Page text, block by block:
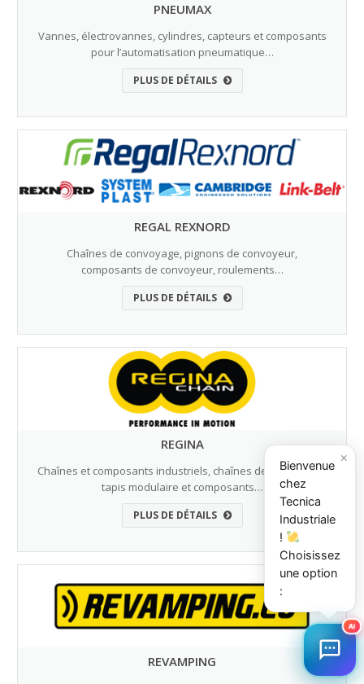
PNEUMAX
Vannes, électrovannes, cylindres, capteurs et composants
pour l’automatisation pneumatique…
PLUS DE DÉTAILS
REGAL REXNORD
Chaînes de convoyage, pignons de convoyeur,
composants de convoyeur, roulements…
PLUS DE DÉTAILS
REGINA
Chaînes et composants industriels, chaînes de convoyage,
tapis modulaire et composants…
PLUS DE DÉTAILS
REVAMPING
×
Bienvenue
chez
Tecnica
Industriale
!
Choisissez
une option
:
AI